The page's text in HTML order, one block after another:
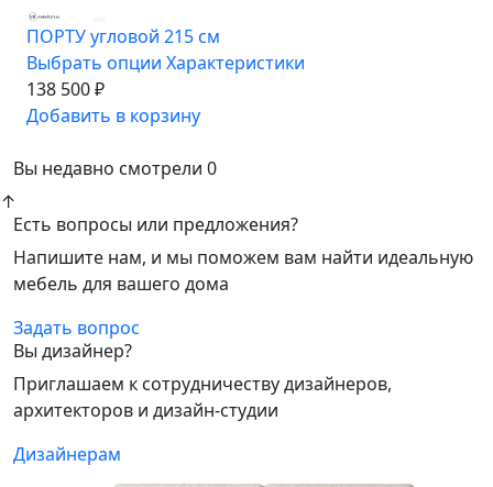
ПОРТУ угловой 215 см
Выбрать опции Характеристики
138 500 ₽
Добавить в корзину
Вы недавно смотрели 0
↑
Есть вопросы или предложения?
Напишите нам, и мы поможем вам найти идеальную
мебель для вашего дома
Задать вопрос
Вы дизайнер?
Приглашаем к сотрудничеству дизайнеров,
архитекторов и дизайн-студии
Дизайнерам